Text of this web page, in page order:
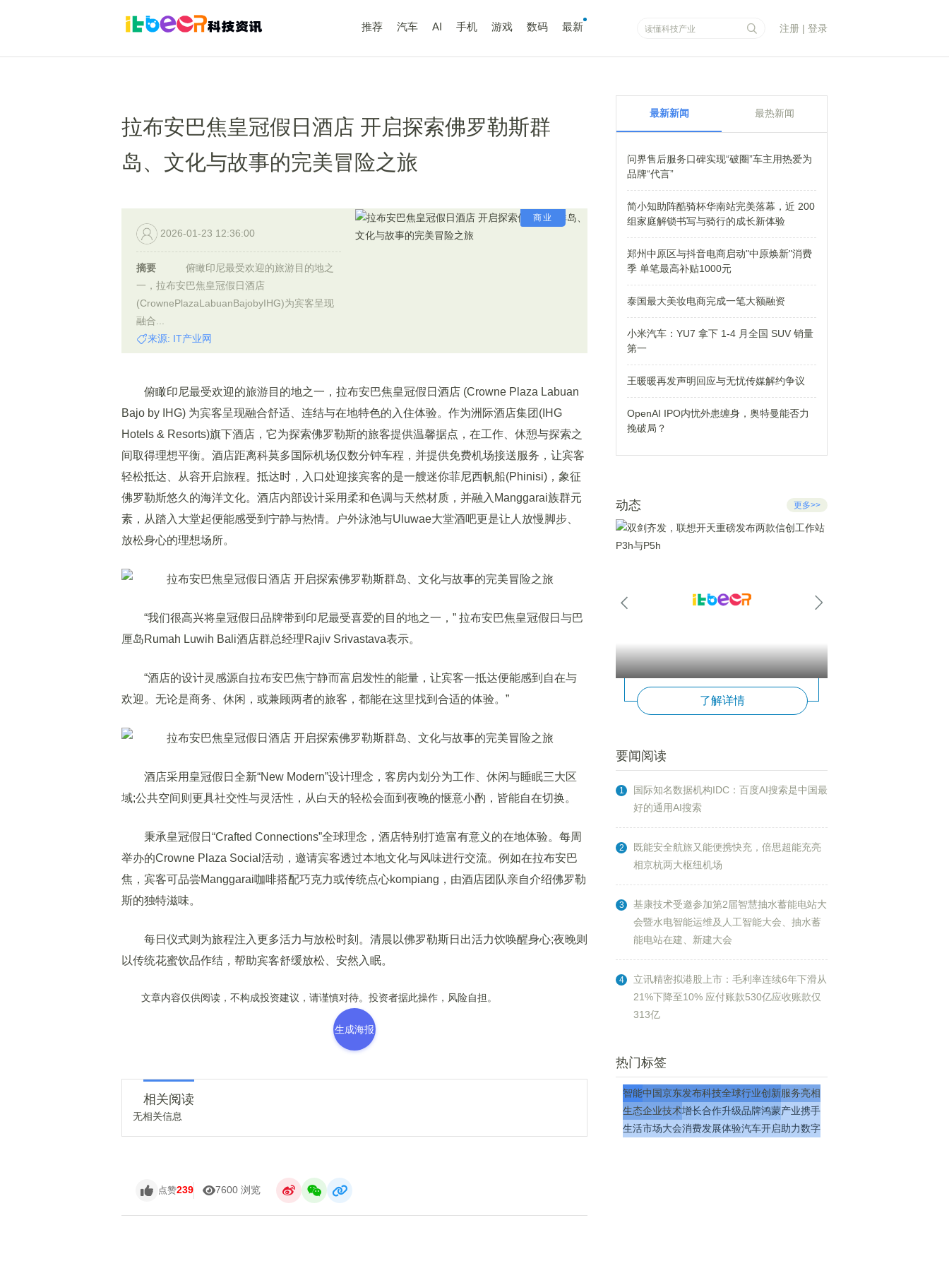
推荐 汽车 AI 手机 游戏 数码 最新 注册 | 登录
拉布安巴焦皇冠假日酒店 开启探索佛罗勒斯群
岛、文化与故事的完美冒险之旅
商业
2026-01-23 12:36:00
摘要
俯瞰印尼最受欢迎的旅游目的地之
一，拉布安巴焦皇冠假日酒店
(CrownePlazaLabuanBajobyIHG)为宾客呈现
融合...
来源: IT产业网
俯瞰印尼最受欢迎的旅游目的地之一，拉布安巴焦皇冠假日酒店 (Crowne Plaza Labuan
Bajo by IHG) 为宾客呈现融合舒适、连结与在地特色的入住体验。作为洲际酒店集团(IHG
Hotels & Resorts)旗下酒店，它为探索佛罗勒斯的旅客提供温馨据点，在工作、休憩与探索之
间取得理想平衡。酒店距离科莫多国际机场仅数分钟车程，并提供免费机场接送服务，让宾客
轻松抵达、从容开启旅程。抵达时，入口处迎接宾客的是一艘迷你菲尼西帆船(Phinisi)，象征
佛罗勒斯悠久的海洋文化。酒店内部设计采用柔和色调与天然材质，并融入Manggarai族群元
素，从踏入大堂起便能感受到宁静与热情。户外泳池与Uluwae大堂酒吧更是让人放慢脚步、
放松身心的理想场所。
“我们很高兴将皇冠假日品牌带到印尼最受喜爱的目的地之一，” 拉布安巴焦皇冠假日与巴
厘岛Rumah Luwih Bali酒店群总经理Rajiv Srivastava表示。
“酒店的设计灵感源自拉布安巴焦宁静而富启发性的能量，让宾客一抵达便能感到自在与
欢迎。无论是商务、休闲，或兼顾两者的旅客，都能在这里找到合适的体验。”
酒店采用皇冠假日全新“New Modern”设计理念，客房内划分为工作、休闲与睡眠三大区
域;公共空间则更具社交性与灵活性，从白天的轻松会面到夜晚的惬意小酌，皆能自在切换。
秉承皇冠假日“Crafted Connections”全球理念，酒店特别打造富有意义的在地体验。每周
举办的Crowne Plaza Social活动，邀请宾客透过本地文化与风味进行交流。例如在拉布安巴
焦，宾客可品尝Manggarai咖啡搭配巧克力或传统点心kompiang，由酒店团队亲自介绍佛罗勒
斯的独特滋味。
每日仪式则为旅程注入更多活力与放松时刻。清晨以佛罗勒斯日出活力饮唤醒身心;夜晚则
以传统花蜜饮品作结，帮助宾客舒缓放松、安然入眠。
文章内容仅供阅读，不构成投资建议，请谨慎对待。投资者据此操作，风险自担。
生成海报
相关阅读
无相关信息
点赞239 7600 浏览
最新新闻 最热新闻
问界售后服务口碑实现“破圈”车主用热爱为
品牌“代言”
简小知助阵酷骑杯华南站完美落幕，近 200
组家庭解锁书写与骑行的成长新体验
郑州中原区与抖音电商启动"中原焕新"消费
季 单笔最高补贴1000元
泰国最大美妆电商完成一笔大额融资
小米汽车：YU7 拿下 1-4 月全国 SUV 销量
第一
王暖暖再发声明回应与无忧传媒解约争议
OpenAI IPO内忧外患缠身，奥特曼能否力
挽破局？
动态 更多>>
了解详情
要闻阅读
1
国际知名数据机构IDC：百度AI搜索是中国最
好的通用AI搜索
2
既能安全航旅又能便携快充，倍思超能充亮
相京杭两大枢纽机场
3
基康技术受邀参加第2届智慧抽水蓄能电站大
会暨水电智能运维及人工智能大会、抽水蓄
能电站在建、新建大会
4
立讯精密拟港股上市：毛利率连续6年下滑从
21%下降至10% 应付账款530亿应收账款仅
313亿
热门标签
智能中国京东发布科技全球行业创新服务亮相
生态企业技术增长合作升级品牌鸿蒙产业携手
生活市场大会消费发展体验汽车开启助力数字